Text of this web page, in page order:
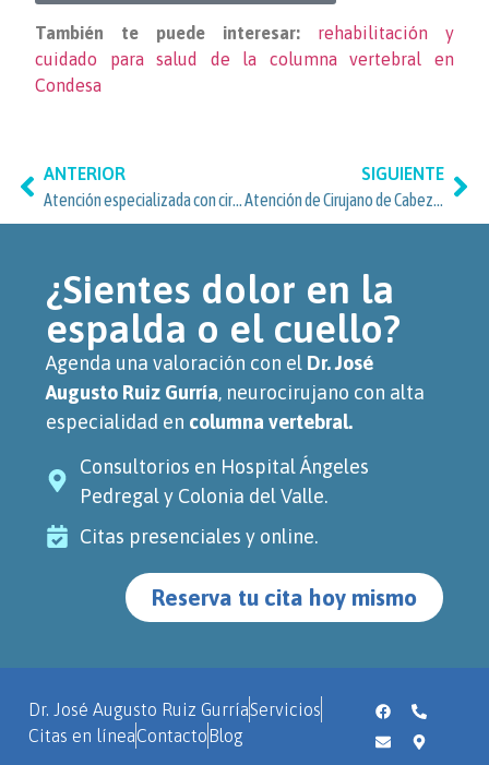
También te puede interesar:
rehabilitación y
cuidado para salud de la columna vertebral en
Condesa
ANTERIOR
Atención especializada con cirujano de cabeza y cuello en la Condesa, Cuauhtémoc
SIGUIENTE
¿Sientes dolor en la
espalda o el cuello?
Agenda una valoración con el Dr. José
Augusto Ruiz Gurría, neurocirujano con alta
especialidad en columna vertebral.
Consultorios en Hospital Ángeles
Pedregal y Colonia del Valle.
Citas presenciales y online.
Reserva tu cita hoy mismo
Dr. José Augusto Ruiz GurríaServicios
Citas en líneaContactoBlog